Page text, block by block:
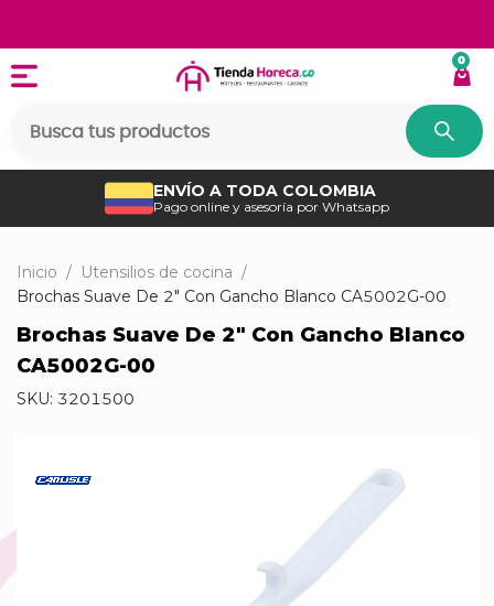
0
ENVÍO A TODA COLOMBIA
Pago online y asesoría por Whatsapp
Inicio / Utensilios de cocina /
Brochas Suave De 2" Con Gancho Blanco CA5002G-00
Brochas Suave De 2" Con Gancho Blanco
CA5002G-00
SKU: 3201500